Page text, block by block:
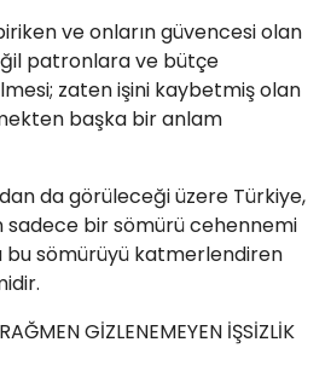
ve onların güvencesi olan
patronlara ve bütçe
zaten işini kaybetmiş olan
başka bir anlam
da görüleceği üzere Türkiye,
sadece bir sömürü cehennemi
bu sömürüyü katmerlendiren
GİZLENEMEYEN İŞSİZLİK